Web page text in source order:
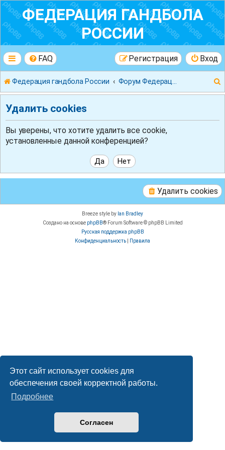
Этот сайт использует cookies для
обеспечения своей корректной работы.
Подробнее
Согласен
ФЕДЕРАЦИЯ ГАНДБОЛА
РОССИИ
FAQ Вход
Регистрация
Федерация гандбола России
Удалить cookies
Вы уверены, что хотите удалить все cookie,
установленные данной конференцией?
Удалить cookies
Breeze style by Ian Bradley
Создано на основе phpBB® Forum Software © phpBB Limited
Русская поддержка phpBB
Конфиденциальность
Правила